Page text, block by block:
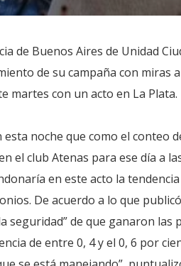
de Buenos Aires de Unidad
de su campaña con miras
martes con un acto en La Plata.
noche que como el conteo
el club Atenas para ese día a
en este acto la
De acuerdo a lo que
seguridad” de que ganaron las
de entre 0, 4 y el 0, 6 por